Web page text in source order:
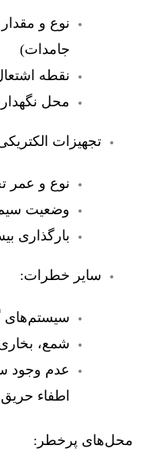
نوع و مقدار
جامدات)
نقطه
محل
تجهیزات
نوع و عمر
وضعیت
بارگذاری
سایر خطرات:
سیستم‌های
شمع،
عدم وجود
اطفاء حریق
محل‌های پرخطر: